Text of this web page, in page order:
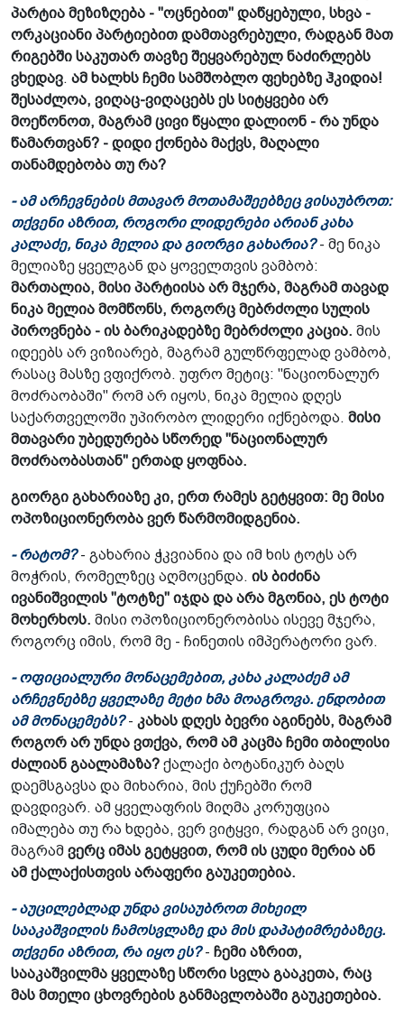
პარტია მეზიზღება - "ოცნებით" დაწყებული, სხვა -
ორკაციანი პარტიებით დამთავრებული, რადგან მათ
რიგებში საკუთარ თავზე შეყვარებულ ნაძირლებს
ვხედავ. ამ ხალხს ჩემი სამშობლო ფეხებზე ჰკიდია!
შესაძლოა, ვიღაც-ვიღაცებს ეს სიტყვები არ
მოეწონოთ, მაგრამ ცივი წყალი დალიონ - რა უნდა
წამართვან? - დიდი ქონება მაქვს, მაღალი
თანამდებობა თუ რა?
- ამ არჩევნების მთავარ მოთამაშეებზეც ვისაუბროთ:
თქვენი აზრით, როგორი ლიდერები არიან კახა
კალაძე, ნიკა მელია და გიორგი გახარია?- მე ნიკა
მელიაზე ყველგან და ყოველთვის ვამბობ:
მართალია, მისი პარტიისა არ მჯერა, მაგრამ თავად
ნიკა მელია მომწონს, როგორც მებრძოლი სულის
პიროვნება - ის ბარიკადებზე მებრძოლი კაცია. მის
იდეებს არ ვიზიარებ, მაგრამ გულწრფელად ვამბობ,
რასაც მასზე ვფიქრობ. უფრო მეტიც: "ნაციონალურ
მოძრაობაში" რომ არ იყოს, ნიკა მელია დღეს
საქართველოში უპირობო ლიდერი იქნებოდა. მისი
მთავარი უბედურება სწორედ "ნაციონალურ
მოძრაობასთან" ერთად ყოფნაა.
გიორგი გახარიაზე კი, ერთ რამეს გეტყვით: მე მისი
ოპოზიციონერობა ვერ წარმომიდგენია.
- რატომ?- გახარია ჭკვიანია და იმ ხის ტოტს არ
მოჭრის, რომელზეც აღმოცენდა. ის ბიძინა
ივანიშვილის "ტოტზე" იჯდა და არა მგონია, ეს ტოტი
მოხერხოს. მისი ოპოზიციონერობისა ისევე მჯერა,
როგორც იმის, რომ მე - ჩინეთის იმპერატორი ვარ.
- ოფიციალური მონაცემებით, კახა კალაძემ ამ
არჩევნებზე ყველაზე მეტი ხმა მოაგროვა. ენდობით
ამ მონაცემებს?- კახას დღეს ბევრი აგინებს, მაგრამ
როგორ არ უნდა ვთქვა, რომ ამ კაცმა ჩემი თბილისი
ძალიან გაალამაზა? ქალაქი ბოტანიკურ ბაღს
დაემსგავსა და მიხარია, მის ქუჩებში რომ
დავდივარ. ამ ყველაფრის მიღმა კორუფცია
იმალება თუ რა ხდება, ვერ ვიტყვი, რადგან არ ვიცი,
მაგრამ ვერც იმას გეტყვით, რომ ის ცუდი მერია ან
ამ ქალაქისთვის არაფერი გაუკეთებია.
- აუცილებლად უნდა ვისაუბროთ მიხეილ
სააკაშვილის ჩამოსვლაზე და მის დაპატიმრებაზეც.
თქვენი აზრით, რა იყო ეს?- ჩემი აზრით,
სააკაშვილმა ყველაზე სწორი სვლა გააკეთა, რაც
მას მთელი ცხოვრების განმავლობაში გაუკეთებია.